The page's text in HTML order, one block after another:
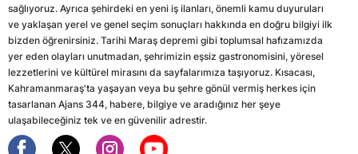
sağlıyoruz. Ayrıca şehirdeki en yeni iş ilanları, önemli kamu duyuruları
ve yaklaşan yerel ve genel seçim sonuçları hakkında en doğru bilgiyi ilk
bizden öğrenirsiniz. Tarihi Maraş depremi gibi toplumsal hafızamızda
yer eden olayları unutmadan, şehrimizin eşsiz gastronomisini, yöresel
lezzetlerini ve kültürel mirasını da sayfalarımıza taşıyoruz. Kısacası,
Kahramanmaraş'ta yaşayan veya bu şehre gönül vermiş herkes için
tasarlanan Ajans 344, habere, bilgiye ve aradığınız her şeye
ulaşabileceğiniz tek ve en güvenilir adrestir.